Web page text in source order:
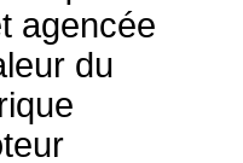
agencée
du